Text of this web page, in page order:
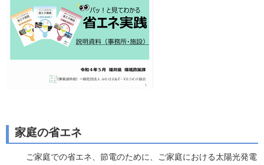
家庭の省エネ
ご家庭での省エネ、節電のために、ご家庭における太陽光発電